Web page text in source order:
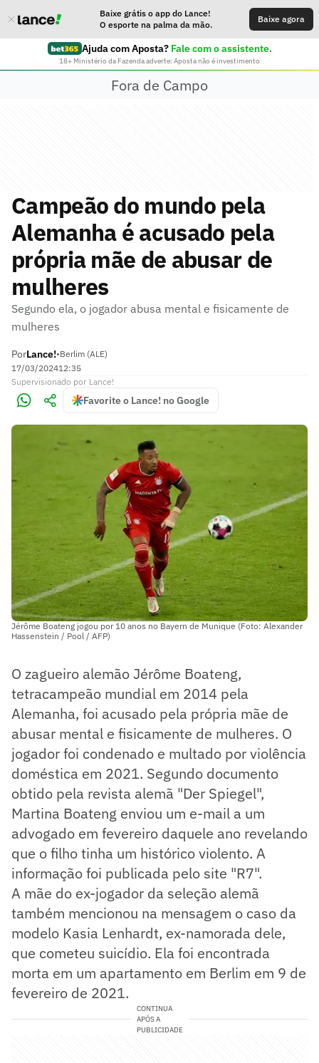
Baixe grátis o app do Lance!
O esporte na palma da mão.
Baixe agora
Ajuda com Aposta? Fale com o assistente.
18+ Ministério da Fazenda adverte: Aposta não é investimento
Fora de Campo
Campeão do mundo pela
Alemanha é acusado pela
própria mãe de abusar de
mulheres
Segundo ela, o jogador abusa mental e fisicamente de
mulheres
PorLance!•Berlim (ALE)
17/03/202412:35
Supervisionado por Lance!
Favorite o Lance! no Google
Jérôme Boateng jogou por 10 anos no Bayern de Munique (Foto: Alexander
Hassenstein / Pool / AFP)
O zagueiro alemão Jérôme Boateng,
tetracampeão mundial em 2014 pela
Alemanha, foi acusado pela própria mãe de
abusar mental e fisicamente de mulheres. O
jogador foi condenado e multado por violência
doméstica em 2021. Segundo documento
obtido pela revista alemã "Der Spiegel",
Martina Boateng enviou um e-mail a um
advogado em fevereiro daquele ano revelando
que o filho tinha um histórico violento. A
informação foi publicada pelo site "R7".
A mãe do ex-jogador da seleção alemã
também mencionou na mensagem o caso da
modelo Kasia Lenhardt, ex-namorada dele,
que cometeu suicídio. Ela foi encontrada
morta em um apartamento em Berlim em 9 de
fevereiro de 2021.
CONTINUA
APÓS A
PUBLICIDADE